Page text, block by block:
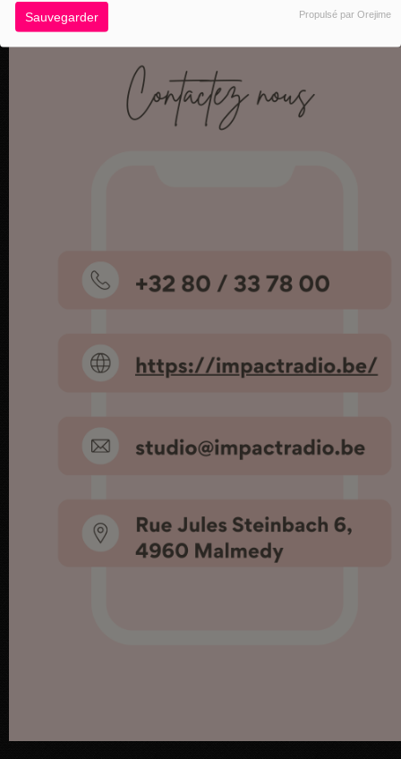
Sauvegarder Propulsé par Orejime